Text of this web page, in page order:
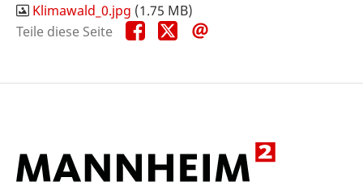
Klimawald_0.jpg (1.75 MB)
Teile diese Seite
Teile
diese
Teile
diese